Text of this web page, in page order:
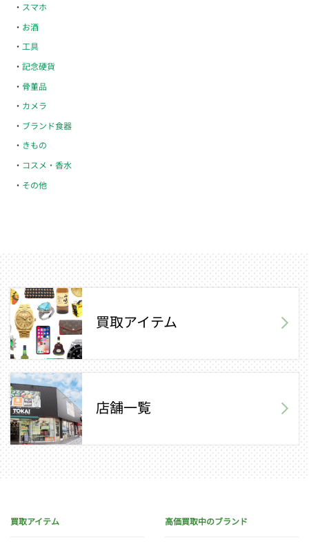
スマホ
お酒
工具
記念硬貨
骨董品
カメラ
ブランド食器
きもの
コスメ・香水
その他
買取アイテム
店舗一覧
買取アイテム 高価買取中のブランド